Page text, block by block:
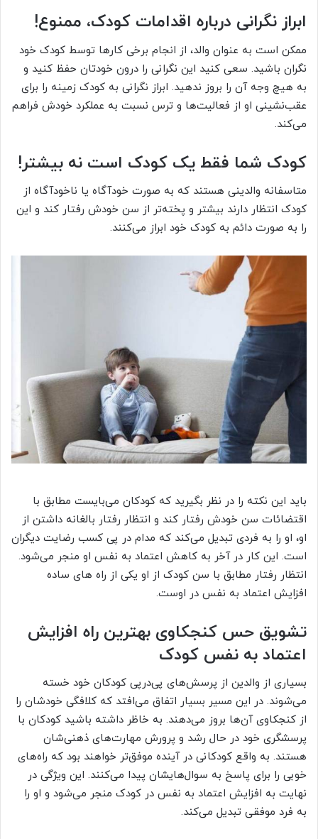
ابراز نگرانی درباره اقدامات کودک، ممنوع!
ممکن است به عنوان والد، از انجام برخی کارها توسط کودک خود
نگران باشید. سعی کنید این نگرانی را درون خودتان حفظ کنید و
به هیچ وجه آن را بروز ندهید. ابراز نگرانی به کودک زمینه را برای
عقب‌نشینی او از فعالیت‌ها و ترس نسبت به عملکرد خودش فراهم
می‌کند.
کودک شما فقط یک کودک است نه بیشتر!
متاسفانه والدینی هستند که به صورت خودآگاه یا ناخودآگاه از
کودک انتظار دارند بیشتر و پخته‌تر از سن خودش رفتار کند و این
را به صورت دائم به کودک خود ابراز می‌کنند.
باید این نکته را در نظر بگیرید که کودکان می‌بایست مطابق با
اقتضائات سن خودش رفتار کند و انتظار رفتار بالغانه داشتن از
او، او را به فردی تبدیل می‌کند که مدام در پی کسب رضایت دیگران
است. این کار در آخر به کاهش اعتماد به نفس او منجر می‌شود.
انتظار رفتار مطابق با سن کودک از او یکی از راه های ساده
افزایش اعتماد به نفس در اوست.
تشویق حس کنجکاوی بهترین راه افزایش
اعتماد به نفس کودک
بسیاری از والدین از پرسش‌های پی‌درپی کودکان خود خسته
می‌شوند. در این مسیر بسیار اتفاق می‌افتد که کلافگی خودشان را
از کنجکاوی آن‌ها بروز می‌دهند. به خاظر داشته باشید کودکان با
پرسشگری خود در حال رشد و پرورش مهارت‌های ذهنی‌شان
هستند. به واقع کودکانی در آینده موفق‌تر خواهند بود که راه‌های
خوبی را برای پاسخ به سوال‌هایشان پیدا می‌کنند. این ویژگی در
نهایت به افزایش اعتماد به نفس در کودک منجر می‌شود و او را
به فرد موفقی تبدیل می‌کند.